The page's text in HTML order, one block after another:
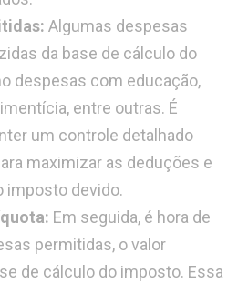
Algumas despesas
da base de cálculo do
despesas com educação,
entre outras. É
um controle detalhado
maximizar as deduções e
imposto devido.
Em seguida, é hora de
permitidas, o valor
de cálculo do imposto. Essa